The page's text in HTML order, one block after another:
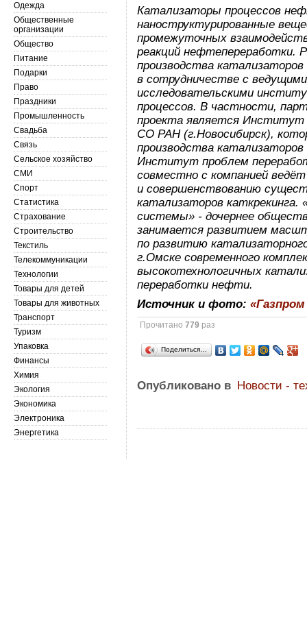
Катализаторы процессов
наноструктурированные
промежуточных
реакций нефтепереработки.
производства
в сотрудничестве с
исследовательскими
процессов. В частности,
проекта является Институт
СО РАН (г.Новосибирск),
производства катализаторов
Институт проблем
совместно с компанией
и совершенствованию
катализаторов
системы» - дочернее
занимается развитием
по развитию
г.Омске современного
высокотехнологичных
переработки нефти.
Источник и фото:
Прочитано779 раз
Поделиться…
Опубликовано в Новости -
Одежда
Общественные
организации
Общество
Питание
Подарки
Право
Праздники
Промышленность
Свадьба
Связь
Сельское хозяйство
СМИ
Спорт
Статистика
Страхование
Строительство
Текстиль
Телекоммуникации
Технологии
Товары для детей
Товары для животных
Транспорт
Туризм
Упаковка
Финансы
Химия
Экология
Экономика
Электроника
Энергетика